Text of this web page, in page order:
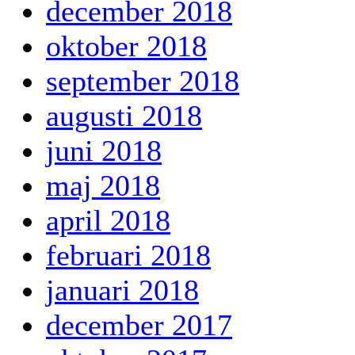
december 2018
oktober 2018
september 2018
augusti 2018
juni 2018
maj 2018
april 2018
februari 2018
januari 2018
december 2017